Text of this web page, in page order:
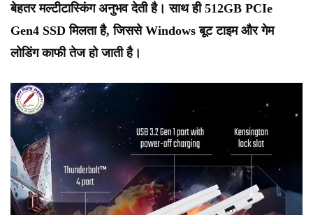
बेहतर मल्टीटास्किंग अनुभव देती है। साथ ही 512GB PCIe
Gen4 SSD मिलता है, जिससे Windows बूट टाइम और गेम
लोडिंग काफी तेज हो जाती है।